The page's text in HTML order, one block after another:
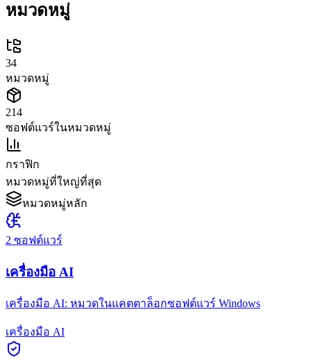
หมวดหมู่
34
หมวดหมู่
214
ซอฟต์แวร์ในหมวดหมู่
กราฟิก
หมวดหมู่ที่ใหญ่ที่สุด
หมวดหมู่หลัก
2 ซอฟต์แวร์
เครื่องมือ AI
เครื่องมือ AI: หมวดในแคตตาล็อกซอฟต์แวร์ Windows
เครื่องมือ AI